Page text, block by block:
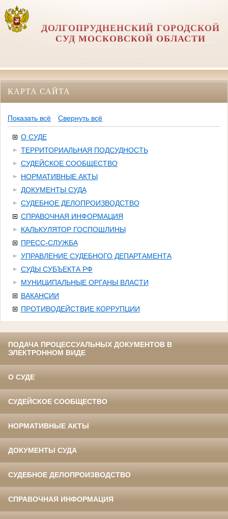
ДОЛГОПРУДНЕНСКИЙ ГОРОДСКОЙ
СУД МОСКОВСКОЙ ОБЛАСТИ
КАРТА САЙТА
Показать всё Свернуть всё
О СУДЕ
ТЕРРИТОРИАЛЬНАЯ ПОДСУДНОСТЬ
СУДЕЙСКОЕ СООБЩЕСТВО
НОРМАТИВНЫЕ АКТЫ
ДОКУМЕНТЫ СУДА
СУДЕБНОЕ ДЕЛОПРОИЗВОДСТВО
СПРАВОЧНАЯ ИНФОРМАЦИЯ
КАЛЬКУЛЯТОР ГОСПОШЛИНЫ
ПРЕСС-СЛУЖБА
УПРАВЛЕНИЕ СУДЕБНОГО ДЕПАРТАМЕНТА
СУДЫ СУБЪЕКТА РФ
МУНИЦИПАЛЬНЫЕ ОРГАНЫ ВЛАСТИ
ВАКАНСИИ
ПРОТИВОДЕЙСТВИЕ КОРРУПЦИИ
ПОДАЧА ПРОЦЕССУАЛЬНЫХ ДОКУМЕНТОВ В
ЭЛЕКТРОННОМ ВИДЕ
О СУДЕ
СУДЕЙСКОЕ СООБЩЕСТВО
НОРМАТИВНЫЕ АКТЫ
ДОКУМЕНТЫ СУДА
СУДЕБНОЕ ДЕЛОПРОИЗВОДСТВО
СПРАВОЧНАЯ ИНФОРМАЦИЯ